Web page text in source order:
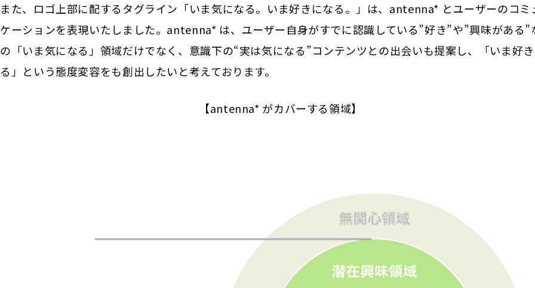
また、ロゴ上部に配するタグライン「いま気になる。いま好きになる。」は、antenna* とユーザーのコミ
ケーションを表現いたしました。antenna* は、ユーザー自身がすでに認識している”好き”や”興味がある”
の「いま気になる」領域だけでなく、意識下の“実は気になる”コンテンツとの出会いも提案し、「いま好
る」という態度変容をも創出したいと考えております。
【antenna* がカバーする領域】